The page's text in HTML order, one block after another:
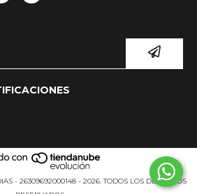
- 26309692000148 - 2026. TODOS LOS DERECHOS